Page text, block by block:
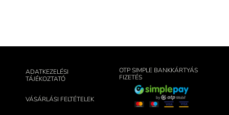
ADATKEZELÉSI
TÁJÉKOZTATÓ
VÁSÁRLÁSI FELTÉTELEK
OTP SIMPLE BANKKÁRTYÁS
FIZETÉS